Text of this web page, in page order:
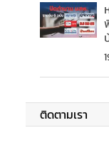
ติดตามเรา